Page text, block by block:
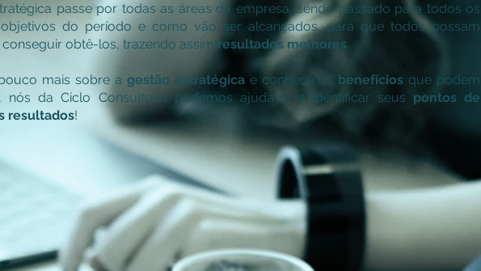
passe por todas as áreas da empresa, sendo passado para todos os
do período e como vão ser alcançados, para que todos possam
obtê-los, trazendo assim resultados melhores.
mais sobre a gestão estratégica e conhece os benefícios que podem
nós da Ciclo Consultoria podemos ajudá-lo a identificar seus pontos de
resultados!